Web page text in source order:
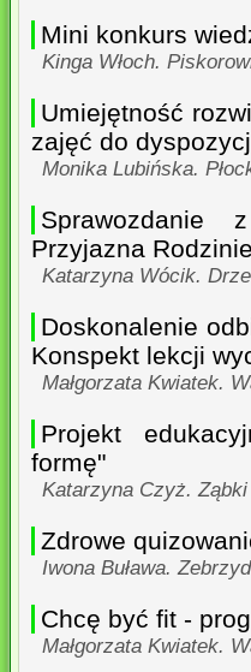
Mini konkurs
Kinga Włoch.
Umiejętność
zajęć do
Monika Lubińska.
Sprawozdanie
Przyjazna
Katarzyna Wócik.
Doskonalenie
Konspekt lekcji
Małgorzata Kwiatek.
Projekt
formę"
Katarzyna Czyż. Ząbki
Zdrowe
Iwona Buława.
Chcę być fit -
Małgorzata Kwiatek.